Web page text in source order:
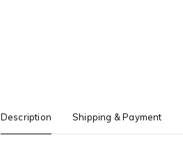
Description Shipping & Payment